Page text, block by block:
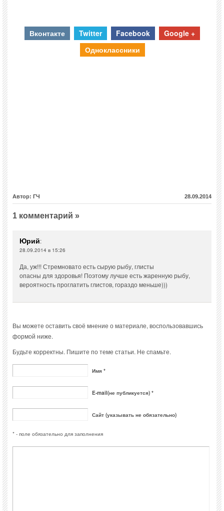
Вконтакте Twitter Facebook
Google +
Одноклассники
Автор: ГЧ 28.09.2014
1 комментарий »
Юрий:
28.09.2014 в 15:26
Да, уж!!! Стремновато есть сырую рыбу, глисты
опасны для здоровья! Поэтому лучше есть жаренную рыбу,
вероятность проглатить глистов, гораздо меньше)))
Вы можете оставить своё мнение о материале, воспользовавшись
формой ниже.
Будьте корректны. Пишите по теме статьи. Не спамьте.
Имя *
E-mail(не публикуется) *
Сайт (указывать не обязательно)
* - поле обязательно для заполнения